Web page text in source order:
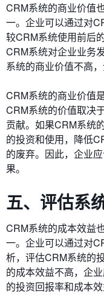
CRM系统的商业价值
一。企业可以通过对
较CRM系统使用前后
CRM系统对企业业务
系统的商业价值不高
CRM系统的商业价值
CRM系统的价值取决
贡献。如果CRM系统
的投资和使用，降低
的废弃。因此，企业
果。
五、评估系
CRM系统的成本效益
一。企业可以通过对
析，评估CRM系统的
的成本效益不高，企
的投资回报率和成本效